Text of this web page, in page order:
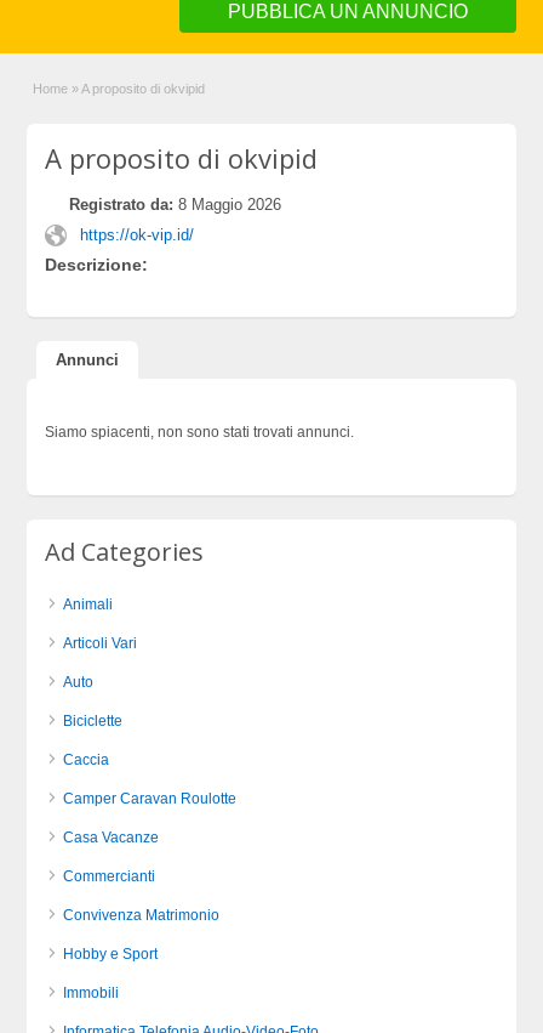
PUBBLICA UN ANNUNCIO
Home » A proposito di okvipid
A proposito di okvipid
Registrato da: 8 Maggio 2026
https://ok-vip.id/
Descrizione:
Annunci
Siamo spiacenti, non sono stati trovati annunci.
Ad Categories
Animali
Articoli Vari
Auto
Biciclette
Caccia
Camper Caravan Roulotte
Casa Vacanze
Commercianti
Convivenza Matrimonio
Hobby e Sport
Immobili